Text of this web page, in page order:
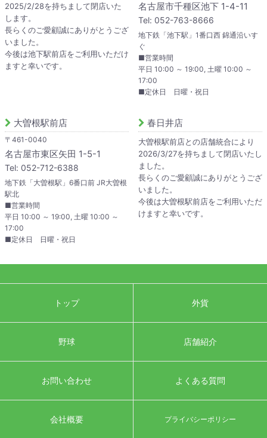
2025/2/28を持ちまして閉店いた
します。
長らくのご愛顧誠にありがとうござ
いました。
今後は池下駅前店をご利用いただけ
ますと幸いです。
名古屋市千種区池下 1-4-11
Tel: 052-763-8666
地下鉄「池下駅」1番口西 錦通沿いす
ぐ
■営業時間
平日 10:00 ～ 19:00, 土曜 10:00 ～
17:00
■定休日 日曜・祝日
大曽根駅前店
〒461-0040
名古屋市東区矢田 1-5-1
Tel: 052-712-6388
地下鉄「大曽根駅」6番口前 JR大曽根
駅北
■営業時間
平日 10:00 ～ 19:00, 土曜 10:00 ～
17:00
■定休日 日曜・祝日
春日井店
大曽根駅前店との店舗統合により
2026/3/27を持ちまして閉店いたし
ました。
長らくのご愛顧誠にありがとうござ
いました。
今後は大曽根駅前店をご利用いただ
けますと幸いです。
トップ 外貨
野球 店舗紹介
お問い合わせ よくある質問
会社概要 プライバシーポリシー